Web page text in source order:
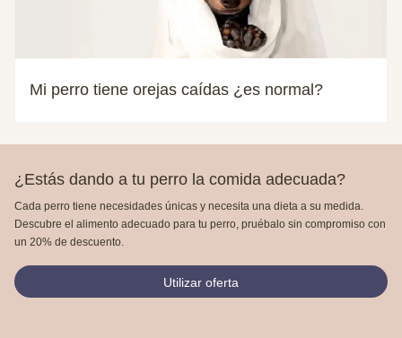
Mi perro tiene orejas caídas ¿es normal?
¿Estás dando a tu perro la comida adecuada?
Cada perro tiene necesidades únicas y necesita una dieta a su medida.
Descubre el alimento adecuado para tu perro, pruébalo sin compromiso con
un 20% de descuento.
Utilizar oferta